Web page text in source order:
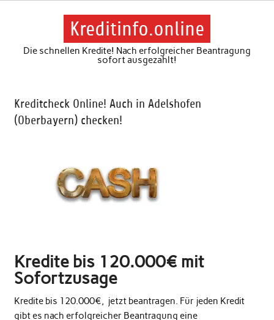
Skip
Kreditinfo.online
Die schnellen Kredite! Nach erfolgreicher Beantragung
sofort ausgezahlt!
Kreditcheck Online! Auch in Adelshofen
(Oberbayern) checken!
Kredite bis 120.000€ mit
Sofortzusage
Kredite bis 120.000€, jetzt beantragen. Für jeden Kredit
gibt es nach erfolgreicher Beantragung eine